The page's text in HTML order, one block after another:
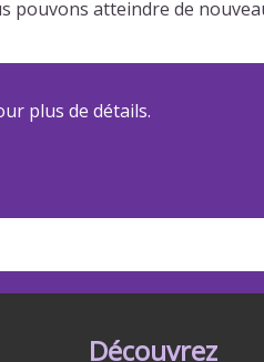
pouvons atteindre de
plus de détails.
Découvrez